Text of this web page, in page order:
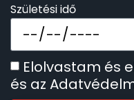
Születési idő
Elolvastam és
és az